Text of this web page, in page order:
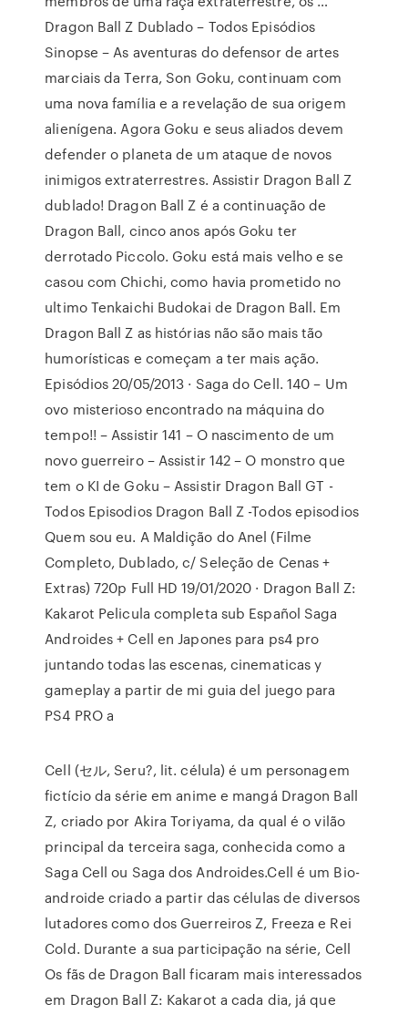
Dragon Ball Z Dublado – Todos Episódios
Sinopse – As aventuras do defensor de artes
marciais da Terra, Son Goku, continuam com
uma nova família e a revelação de sua origem
alienígena. Agora Goku e seus aliados devem
defender o planeta de um ataque de novos
inimigos extraterrestres. Assistir Dragon Ball Z
dublado! Dragon Ball Z é a continuação de
Dragon Ball, cinco anos após Goku ter
derrotado Piccolo. Goku está mais velho e se
casou com Chichi, como havia prometido no
ultimo Tenkaichi Budokai de Dragon Ball. Em
Dragon Ball Z as histórias não são mais tão
humorísticas e começam a ter mais ação.
Episódios 20/05/2013 · Saga do Cell. 140 – Um
ovo misterioso encontrado na máquina do
tempo!! – Assistir 141 – O nascimento de um
novo guerreiro – Assistir 142 – O monstro que
tem o KI de Goku – Assistir Dragon Ball GT -
Todos Episodios Dragon Ball Z -Todos episodios
Quem sou eu. A Maldição do Anel (Filme
Completo, Dublado, c/ Seleção de Cenas +
Extras) 720p Full HD 19/01/2020 · Dragon Ball Z:
Kakarot Pelicula completa sub Español Saga
Androides + Cell en Japones para ps4 pro
juntando todas las escenas, cinematicas y
gameplay a partir de mi guia del juego para
PS4 PRO a
Cell (セル, Seru?, lit. célula) é um personagem
fictício da série em anime e mangá Dragon Ball
Z, criado por Akira Toriyama, da qual é o vilão
principal da terceira saga, conhecida como a
Saga Cell ou Saga dos Androides.Cell é um Bio-
androide criado a partir das células de diversos
lutadores como dos Guerreiros Z, Freeza e Rei
Cold. Durante a sua participação na série, Cell
Os fãs de Dragon Ball ficaram mais interessados
em Dragon Ball Z: Kakarot a cada dia, já que